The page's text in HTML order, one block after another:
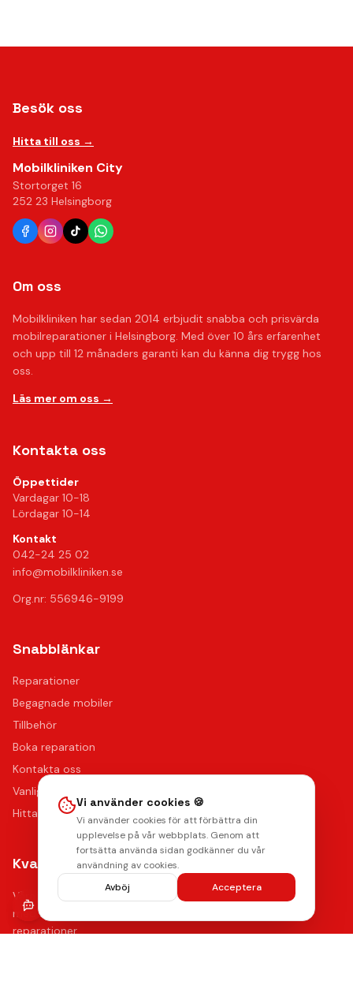
Besök oss
Hitta till oss →
Mobilkliniken City
Stortorget 16
252 23 Helsingborg
Om oss
Mobilkliniken har sedan 2014 erbjudit snabba och prisvärda
mobilreparationer i Helsingborg. Med över 10 års erfarenhet
och upp till 12 månaders garanti kan du känna dig trygg hos
oss.
Läs mer om oss →
Kontakta oss
Öppettider
Vardagar 10-18
Lördagar 10-14
Kontakt
042-24 25 02
info@mobilkliniken.se
Org.nr: 556946-9199
Snabblänkar
Reparationer
Begagnade mobiler
Tillbehör
Boka reparation
Kontakta oss
Vanliga frågor
Hitta oss
Kvalitet & Garanti
Våra certifierade tekniker använder de bästa reservdelarna
med upp till 12 månaders funktionsgaranti på samtliga
reparationer.
Vi använder cookies 🍪
Vi använder cookies för att förbättra din
upplevelse på vår webbplats. Genom att
fortsätta använda sidan godkänner du vår
användning av cookies.
Avböj
Acceptera